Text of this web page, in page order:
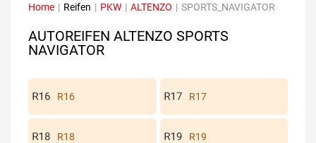
Home | Reifen | PKW | ALTENZO | SPORTS_NAVIGATOR
AUTOREIFEN ALTENZO SPORTS
NAVIGATOR
R16 R17
R18 R19